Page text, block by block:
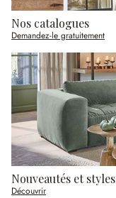
Nos catalogues
Demandez-le gratuitement
Nouveautés et styles
Découvrir